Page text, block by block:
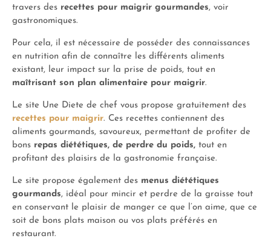
travers des recettes pour maigrir gourmandes, voir
gastronomiques.
Pour cela, il est nécessaire de posséder des connaissances
en nutrition afin de connaître les différents aliments
existant, leur impact sur la prise de poids, tout en
maîtrisant son plan alimentaire pour maigrir.
Le site Une Diete de chef vous propose gratuitement des
recettes pour maigrir. Ces recettes contiennent des
aliments gourmands, savoureux, permettant de profiter de
bons repas diététiques, de perdre du poids, tout en
profitant des plaisirs de la gastronomie française.
Le site propose également des menus diététiques
gourmands, idéal pour mincir et perdre de la graisse tout
en conservant le plaisir de manger ce que l’on aime, que ce
soit de bons plats maison ou vos plats préférés en
restaurant.